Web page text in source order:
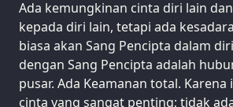
Ada kemungkinan cinta diri lain
kepada diri lain, tetapi ada
biasa akan Sang Pencipta dalam
dengan Sang Pencipta adalah
pusar. Ada Keamanan total. Karena
cinta yang sangat penting; tidak